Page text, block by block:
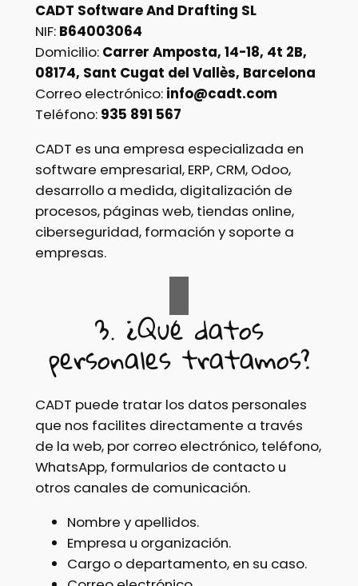
CADT Software And Drafting SL
NIF: B64003064
Domicilio: Carrer Amposta, 14-18, 4t 2B,
08174, Sant Cugat del Vallès, Barcelona
Correo electrónico: info@cadt.com
Teléfono: 935 891 567
CADT es una empresa especializada en
software empresarial, ERP, CRM, Odoo,
desarrollo a medida, digitalización de
procesos, páginas web, tiendas online,
ciberseguridad, formación y soporte a
empresas.
3. ¿Qué datos
personales tratamos?
CADT puede tratar los datos personales
que nos facilites directamente a través
de la web, por correo electrónico, teléfono,
WhatsApp, formularios de contacto u
otros canales de comunicación.
Nombre y apellidos.
Empresa u organización.
Cargo o departamento, en su caso.